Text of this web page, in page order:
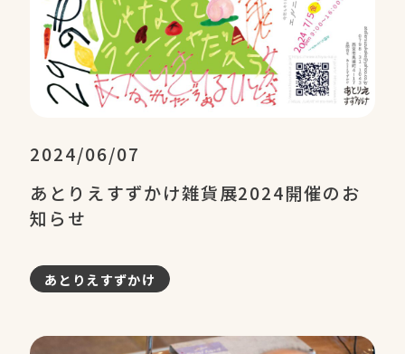
2024/06/07
あとりえすずかけ雑貨展2024開催のお
知らせ
あとりえすずかけ